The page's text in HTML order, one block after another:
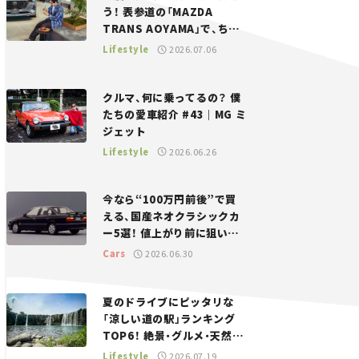
う！ 表参道の「MAZDA
TRANS AOYAMA」で、ちょ
っとひと息。——連載｜CCG
Lifestyle 2026.07.06
クルマ、何に乗ってるの？ 僕
たちの愛車紹介 #43｜MG ミ
ジェット
Lifestyle 2026.06.26
今なら“100万円前後”で買
える、国産ネオクラシックカ
ー5選！ 値上がり前に狙いた
い、中古車探しをお手伝い――ち
Cars 2026.06.30
夏のドライブにピッタリな
「涼しい道の駅」ランキング
TOP6！ 絶景・グルメ・天然ク
ーラーなど、避暑におすすめ
Lifestyle 2026.07.19